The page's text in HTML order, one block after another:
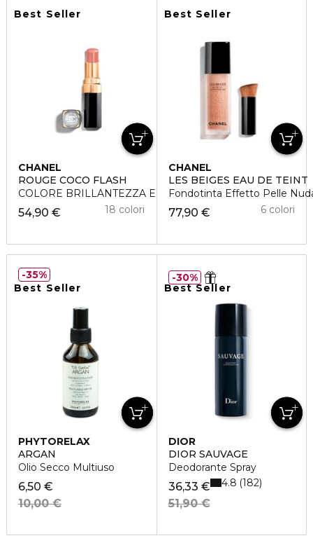
Best Seller
CHANEL
ROUGE COCO FLASH
COLORE BRILLANTEZZA E INTENSITÀ IN UN FLASH
54,90 € 18 colori
Best Seller
CHANEL
LES BEIGES EAU DE TEINT
Fondotinta Effetto Pelle
77,90 € 6 colori
Best Seller
PHYTORELAX
ARGAN
Olio Secco Multiuso
6,50 €
10,00 €
35%
Best Seller
DIOR
DIOR SAUVAGE
Deodorante Spray
36,33 €
51,90 €
4.8 182
30%